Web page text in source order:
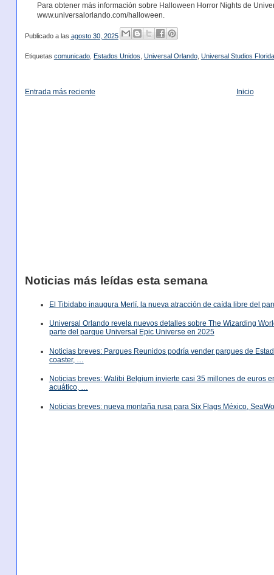
Para obtener más información sobre Halloween Horror Nights de
www.universalorlando.com/halloween.
Publicado a las agosto 30, 2025
Etiquetas comunicado, Estados Unidos Universal Orlando, Universal Studios Florida
Entrada más reciente Inicio
Noticias más leídas esta semana
El Tibidabo inaugura Merlí, la nueva atracción de caída libre del
Universal Orlando revela nuevos detalles sobre The Wizarding
parte del parque Universal Epic Universe en 2025
Noticias breves: Parques Reunidos podría vender parques de
coaster, …
Noticias breves: Walibi Belgium invierte casi 35 millones de euros
acuático, …
Noticias breves: nueva montaña rusa para Six Flags México,